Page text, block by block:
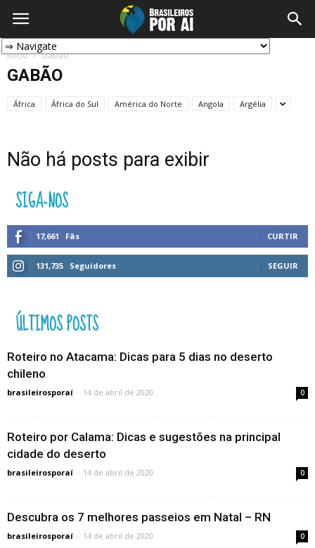
Início Gabão
GABÃO
África África do Sul América do Norte Angola Argélia
Não há posts para exibir
SIGA-NOS
17,661 Fãs CURTIR
131,735 Seguidores SEGUIR
ÚLTIMOS POSTS
Roteiro no Atacama: Dicas para 5 dias no deserto
chileno
brasileirosporaí - 14 de abril de 2020 0
Roteiro por Calama: Dicas e sugestões na principal
cidade do deserto
brasileirosporaí - 14 de abril de 2020 0
Descubra os 7 melhores passeios em Natal – RN
brasileirosporaí - 14 de abril de 2020 0